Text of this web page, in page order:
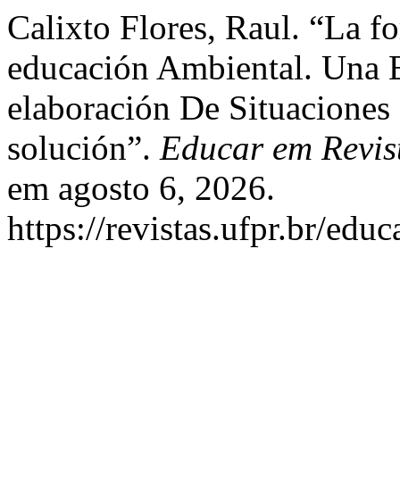
Calixto Flores, Raul. “La
educación Ambiental. Una
elaboración De
solución”. Educar em
em agosto 6, 2026.
https://revistas.ufpr.br/